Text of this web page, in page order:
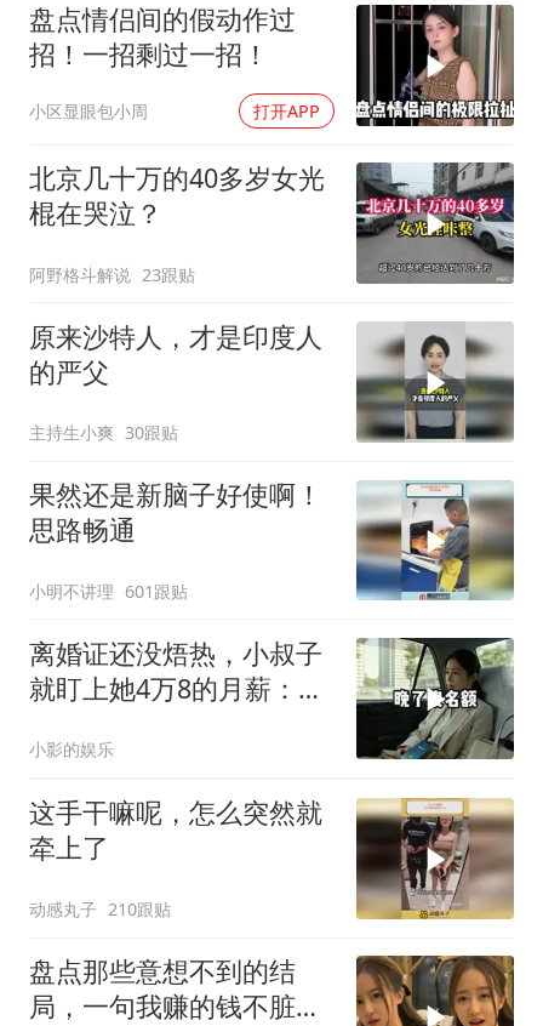
盘点情侣间的假动作过
招！一招剩过一招！
小区显眼包小周 打开APP
北京几十万的40多岁女光
棍在哭泣？
阿野格斗解说 23跟贴
原来沙特人，才是印度人
的严父
主持生小爽 30跟贴
果然还是新脑子好使啊！
思路畅通
小明不讲理 601跟贴
离婚证还没焐热，小叔子
就盯上她4万8的月薪：转
小影的娱乐
这手干嘛呢，怎么突然就
牵上了
动感丸子 210跟贴
盘点那些意想不到的结
局，一句我赚的钱不脏，